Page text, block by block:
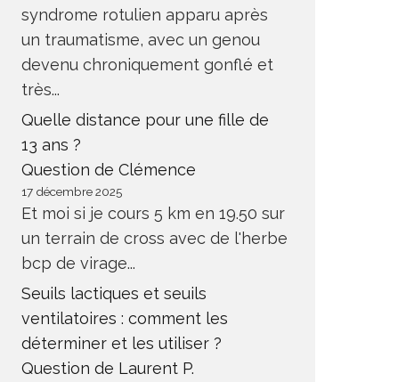
syndrome rotulien apparu après
un traumatisme, avec un genou
devenu chroniquement gonflé et
très...
Quelle distance pour une fille de
13 ans ?
Question de Clémence
17 décembre 2025
Et moi si je cours 5 km en 19.50 sur
un terrain de cross avec de l'herbe
bcp de virage...
Seuils lactiques et seuils
ventilatoires : comment les
déterminer et les utiliser ?
Question de Laurent P.